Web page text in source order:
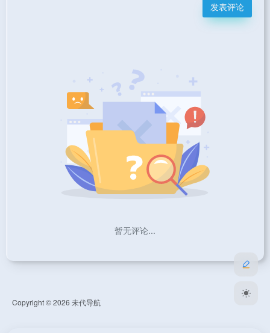
发表评论
暂无评论...
Copyright © 2026 未代导航